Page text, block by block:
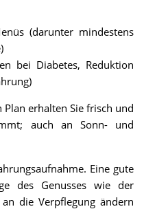
(darunter mindestens
bei Diabetes, Reduktion
Plan erhalten Sie frisch und
auch an Sonn- und
Eine gute
des Genusses wie der
die Verpflegung ändern